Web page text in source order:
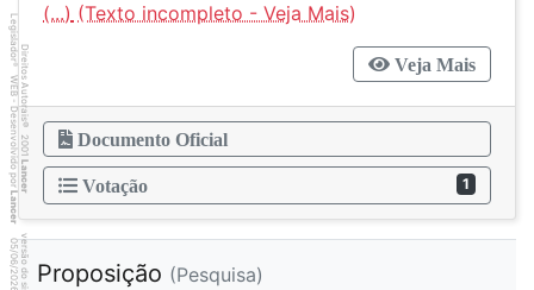
(...)
Veja Mais
Documento Oficial
Votação 1
Proposição (Pesquisa)
Direitos Autorais
©
2001
Lancer
Legislador
®
WEB - Desenvolvido por
Lancer
5
4
4
:3
9
0
5
/
0
6
/
2
0
2
6